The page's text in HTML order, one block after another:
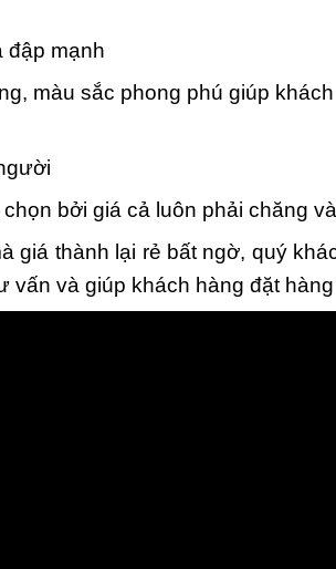
đập mạnh
màu sắc phong phú giúp
bởi giá cả luôn phải chăng
giá thành lại rẻ bất ngờ, quý
vấn và giúp khách hàng đặt